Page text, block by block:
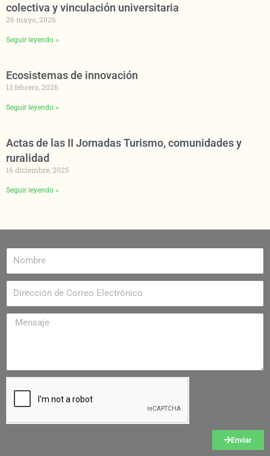
colectiva y vinculación universitaria
26 mayo, 2026
Seguir leyendo »
Ecosistemas de innovación
13 febrero, 2026
Seguir leyendo »
Actas de las II Jornadas Turismo, comunidades y
ruralidad
16 diciembre, 2025
Seguir leyendo »
Enviar